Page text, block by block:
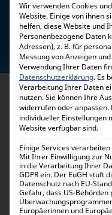
Ergebnisse 25 – 48 von
Wir verwenden Cookies
Website. Einige von ihnen
helfen, diese Website und
Personenbezogene Daten
Adressen), z. B. für
Messung von Anzeigen
Verwendung Ihrer Daten
Datenschutzerklärung. Es
Verarbeitung Ihrer Daten
nutzen.Sie können Ihre
widerrufen oder anpassen.
individueller Einstellungen
Website verfügbar sind.
Einige Services
Mit Ihrer Einwilligung zur
in die Verarbeitung Ihrer
GDPR ein. Der EuGH stuft
Datenschutz nach EU-
Gefahr, dass US-
Europäerinnen und